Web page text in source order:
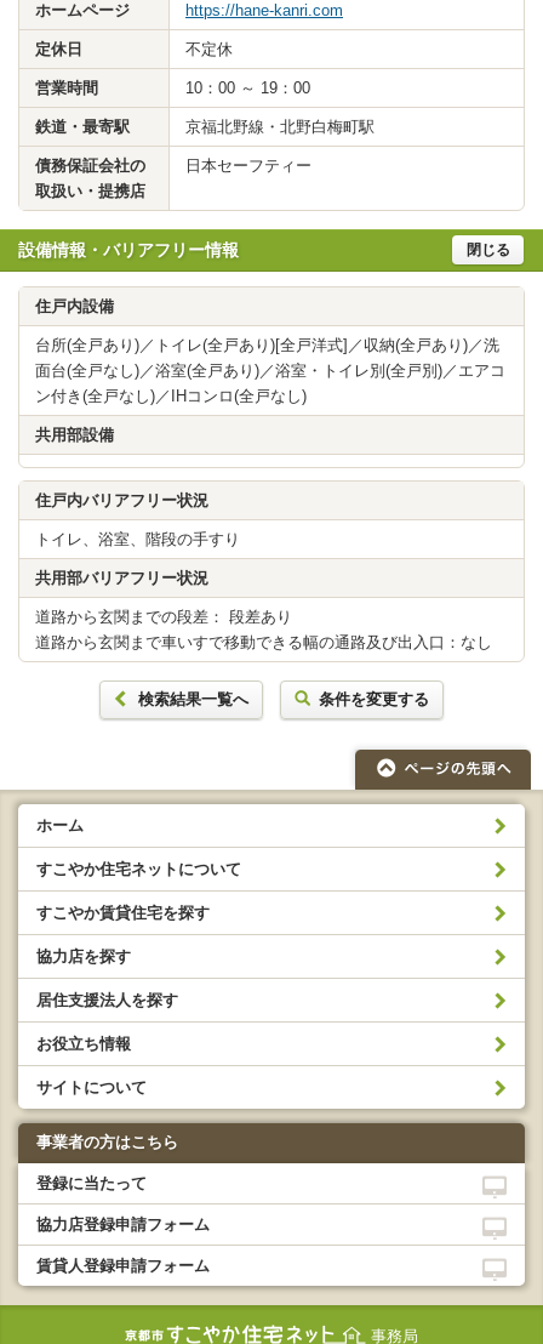
ホームページ https://hane-kanri.com
定休日 不定休
営業時間 10：00 ～ 19：00
鉄道・最寄駅 京福北野線・北野白梅町駅
債務保証会社の
取扱い・提携店
日本セーフティー
設備情報・バリアフリー情報 閉じる
住戸内設備
台所(全戸あり)／トイレ(全戸あり)[全戸洋式]／収納(全戸あり)／洗
面台(全戸なし)／浴室(全戸あり)／浴室・トイレ別(全戸別)／エアコ
ン付き(全戸なし)／IHコンロ(全戸なし)
共用部設備
住戸内バリアフリー状況
トイレ、浴室、階段の手すり
共用部バリアフリー状況
道路から玄関までの段差： 段差あり
道路から玄関まで車いすで移動できる幅の通路及び出入口：なし
検索結果一覧へ 条件を変更する
ホーム
すこやか住宅ネットについて
すこやか賃貸住宅を探す
協力店を探す
居住支援法人を探す
お役立ち情報
サイトについて
事業者の方はこちら
登録に当たって
協力店登録申請フォーム
賃貸人登録申請フォーム
事務局